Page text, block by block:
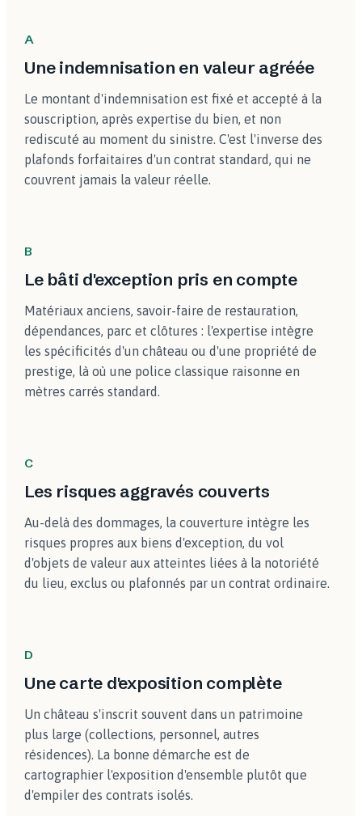
A
Une indemnisation en valeur agréée
Le montant d'indemnisation est fixé et accepté à la
souscription, après expertise du bien, et non
rediscuté au moment du sinistre. C'est l'inverse des
plafonds forfaitaires d'un contrat standard, qui ne
couvrent jamais la valeur réelle.
B
Le bâti d'exception pris en compte
Matériaux anciens, savoir-faire de restauration,
dépendances, parc et clôtures : l'expertise intègre
les spécificités d'un château ou d'une propriété de
prestige, là où une police classique raisonne en
mètres carrés standard.
C
Les risques aggravés couverts
Au-delà des dommages, la couverture intègre les
risques propres aux biens d'exception, du vol
d'objets de valeur aux atteintes liées à la notoriété
du lieu, exclus ou plafonnés par un contrat ordinaire.
D
Une carte d'exposition complète
Un château s'inscrit souvent dans un patrimoine
plus large (collections, personnel, autres
résidences). La bonne démarche est de
cartographier l'exposition d'ensemble plutôt que
d'empiler des contrats isolés.